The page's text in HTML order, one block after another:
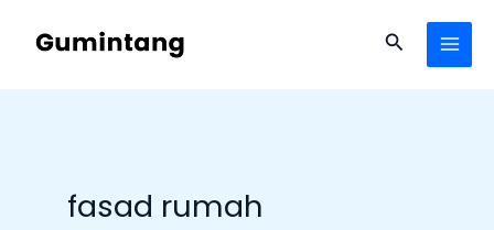
konten
Cari
fasad rumah